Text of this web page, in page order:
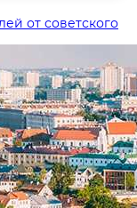
от советского